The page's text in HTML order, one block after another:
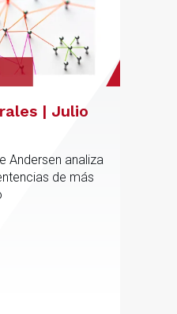
| Julio
Andersen analiza
de más